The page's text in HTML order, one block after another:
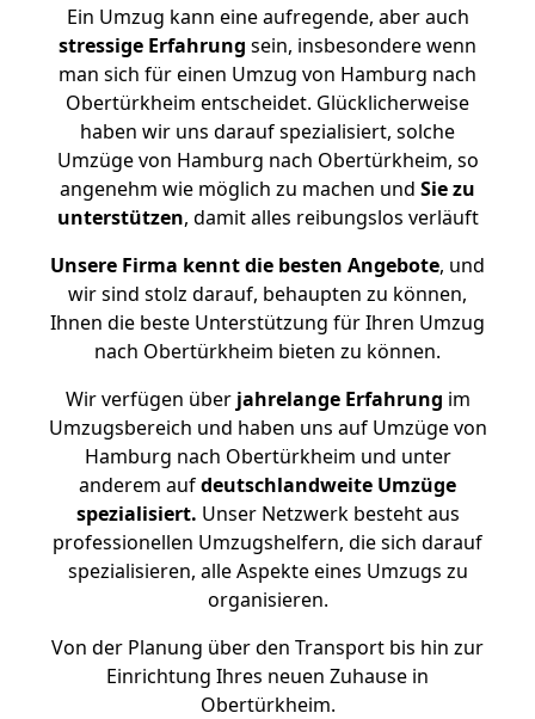
Ein Umzug kann eine aufregende, aber auch
stressige Erfahrung sein, insbesondere wenn
man sich für einen Umzug von Hamburg nach
Obertürkheim entscheidet. Glücklicherweise
haben wir uns darauf spezialisiert, solche
Umzüge von Hamburg nach Obertürkheim, so
angenehm wie möglich zu machen und Sie zu
unterstützen, damit alles reibungslos verläuft
Unsere Firma kennt die besten Angebote, und
wir sind stolz darauf, behaupten zu können,
Ihnen die beste Unterstützung für Ihren Umzug
nach Obertürkheim bieten zu können.
Wir verfügen überjahrelange Erfahrung im
Umzugsbereich und haben uns auf Umzüge von
Hamburg nach Obertürkheim und unter
anderem aufdeutschlandweite Umzüge
spezialisiert. Unser Netzwerk besteht aus
professionellen Umzugshelfern, die sich darauf
spezialisieren, alle Aspekte eines Umzugs zu
organisieren.
Von der Planung über den Transport bis hin zur
Einrichtung Ihres neuen Zuhause in
Obertürkheim.